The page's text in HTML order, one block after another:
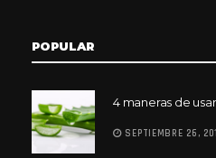
POPULAR
4 maneras de
SEPTIEMBRE 26,